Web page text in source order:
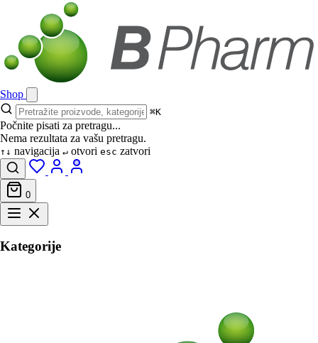
Shop
⌘K
Počnite pisati za pretragu...
Nema rezultata za vašu pretragu.
↑↓ navigacija ↵ otvori esc zatvori
0
Kategorije